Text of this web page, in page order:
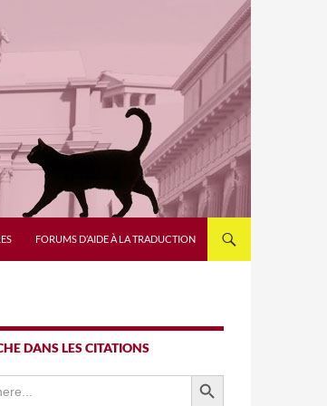
FORUMS D’AIDE À LA TRADUCTION
DANS LES CITATIONS
SEARCH BUTTON